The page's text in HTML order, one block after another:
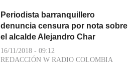
Periodista barranquillero
denuncia censura por nota sobre
el alcalde Alejandro Char
16/11/2018 - 09:12
REDACCIÓN W RADIO COLOMBIA